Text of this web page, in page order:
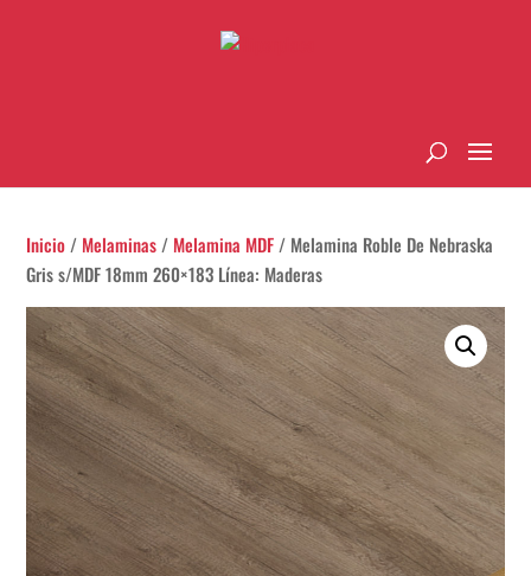
Inicio / Melaminas / Melamina MDF / Melamina Roble De Nebraska
Gris s/MDF 18mm 260×183 Línea: Maderas